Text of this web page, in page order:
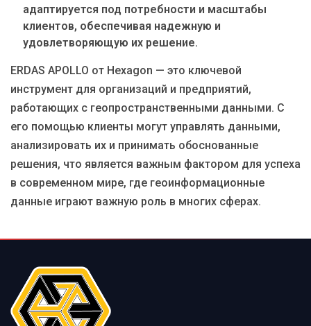
адаптируется под потребности и масштабы
клиентов, обеспечивая надежную и
удовлетворяющую их решение.
ERDAS APOLLO от Hexagon — это ключевой
инструмент для организаций и предприятий,
работающих с геопространственными данными. С
его помощью клиенты могут управлять данными,
анализировать их и принимать обоснованные
решения, что является важным фактором для успеха
в современном мире, где геоинформационные
данные играют важную роль в многих сферах.